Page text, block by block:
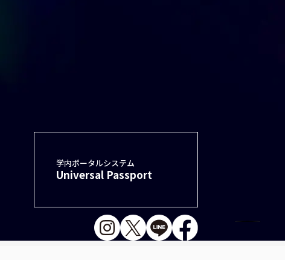
学内ポータルシステム
Universal Passport